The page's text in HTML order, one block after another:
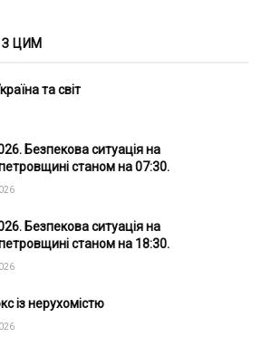
ЦИМ
та світ
Безпекова ситуація на
станом на 07:30.
Безпекова ситуація на
станом на 18:30.
із нерухомістю